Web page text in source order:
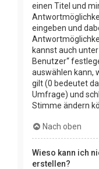
einen Titel und
eingeben und
kannst auch
Benutzer“
auswählen kann,
gilt (0 bedeutet
Umfrage) und
Stimme ändern
Nach oben
Wieso kann ich
erstellen?